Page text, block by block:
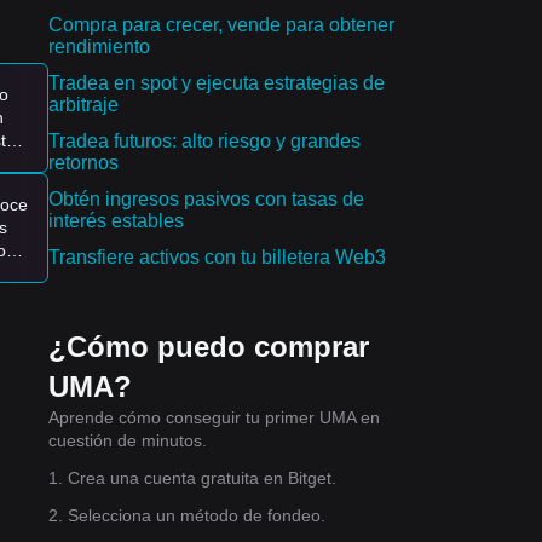
Compra para crecer, vende para obtener
rendimiento
Tradea en spot y ejecuta estrategias de
arbitraje
Tradea futuros: alto riesgo y grandes
retornos
Obtén ingresos pasivos con tasas de
interés estables
Transfiere activos con tu billetera Web3
¿Cómo puedo comprar
UMA?
Aprende cómo conseguir tu primer UMA en
cuestión de minutos.
1. Crea una cuenta gratuita en Bitget.
2. Selecciona un método de fondeo.